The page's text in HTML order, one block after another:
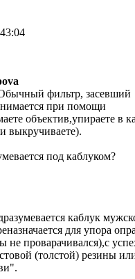
фильтр, засевший
при помощи
объектив,упираете в
выкручиваете).
под каблуком?
каблук
для упора
не проварачивался),с
(толстой) резины